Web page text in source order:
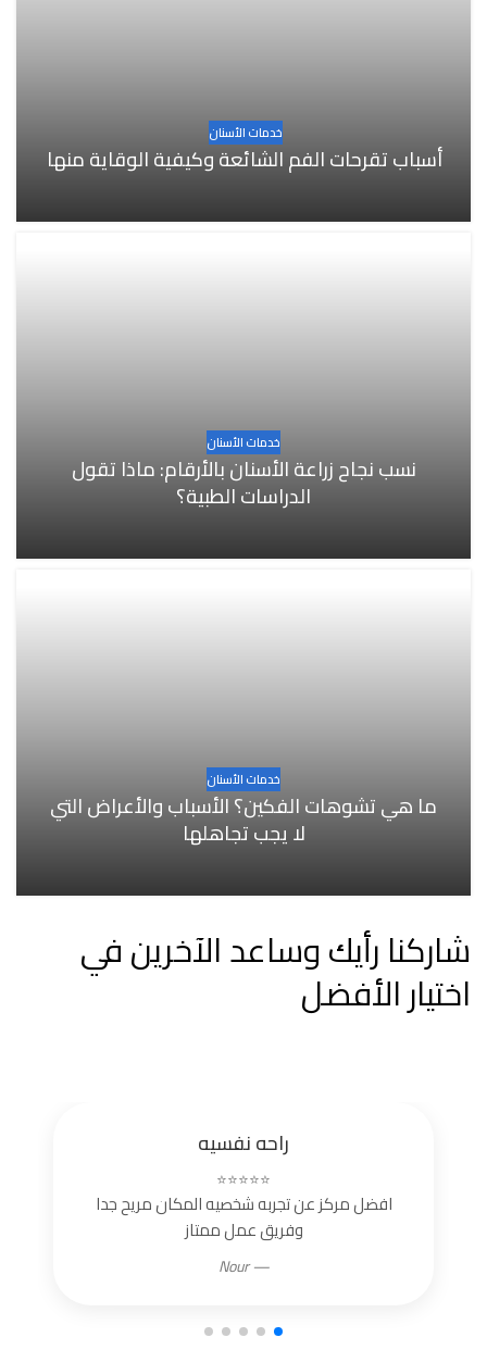
خدمات الأسنان
أسباب تقرحات الفم الشائعة وكيفية الوقاية منها
خدمات الأسنان
نسب نجاح زراعة الأسنان بالأرقام: ماذا تقول
الدراسات الطبية؟
خدمات الأسنان
ما هي تشوهات الفكين؟ الأسباب والأعراض التي
لا يجب تجاهلها
شاركنا رأيك وساعد الآخرين في
اختيار الأفضل
راحه نفسيه
⭐⭐⭐⭐⭐
افضل مركز عن تجربه شخصيه المكان مريح جدا
وفريق عمل ممتاز
— Nour